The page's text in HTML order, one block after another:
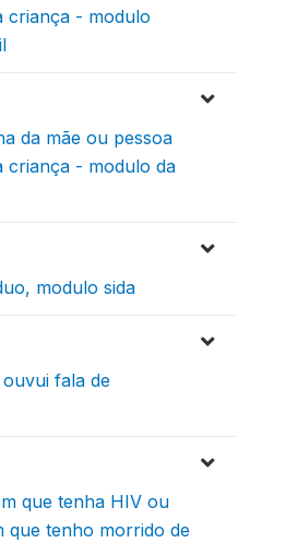
criança - modulo
da mãe ou pessoa
criança - modulo da
modulo sida
fala de
que tenha HIV ou
que tenho morrido de